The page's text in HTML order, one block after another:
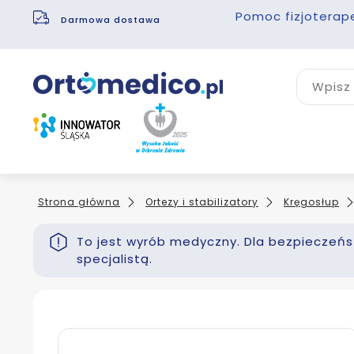
Darmowa dostawa Pomoc
Strona główna Ortezy i stabilizatory Kręgosłup
To jest wyrób medyczny. Dla
specjalistą.